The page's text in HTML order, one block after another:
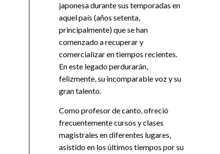
japonesa durante sus temporadas en
aquel país (años setenta,
principalmente) que se han
comenzado a recuperar y
comercializar en tiempos recientes.
En este legado perdurarán,
felizmente, su incomparable voz y su
gran talento.
Como profesor de canto, ofreció
frecuentemente cursos y clases
magistrales en diferentes lugares,
asistido en los últimos tiempos por su